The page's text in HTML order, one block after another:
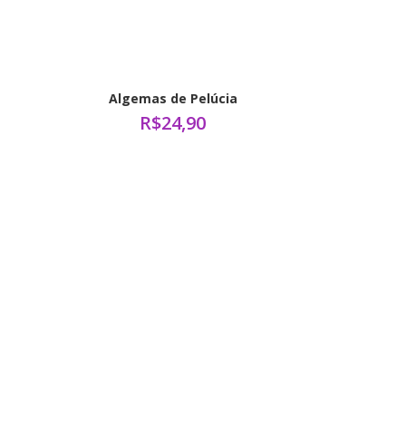
Algemas de Pelúcia
R$24,90